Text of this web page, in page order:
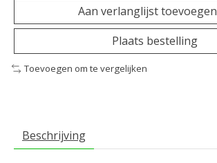
Aan verlanglijst toevoegen
Plaats bestelling
Toevoegen om te vergelijken
Beschrijving